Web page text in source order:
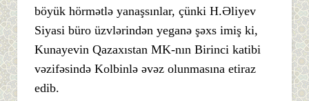
böyük hörmətlə yanaşsınlar, çünki H.Əliyev
Siyasi büro üzvlərindən yeganə şəxs imiş ki,
Kunayevin Qazaxıstan MK-nın Birinci katibi
vəzifəsində Kolbinlə əvəz olunmasına etiraz
edib.